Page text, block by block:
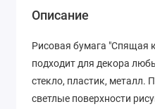
Описание
Рисовая бумага "Спящая
подходит для декора
стекло, пластик, металл.
светлые поверхности